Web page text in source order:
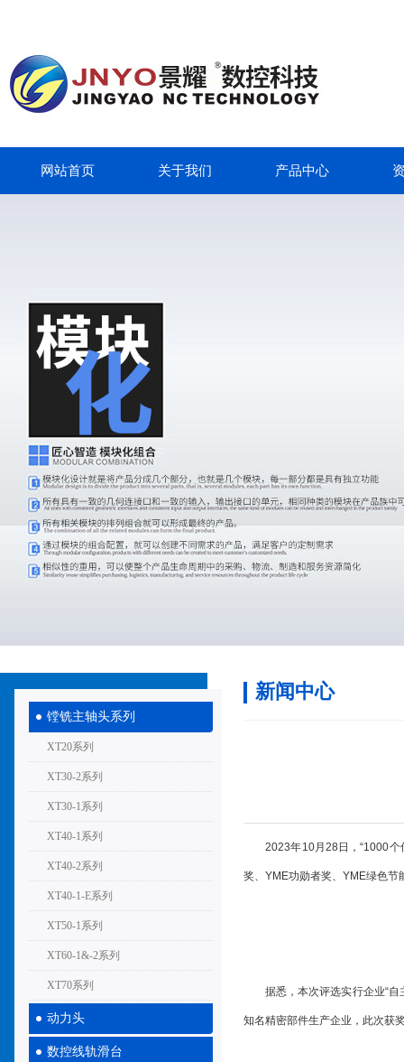
网站首页 关于我们 产品中心
镗铣主轴头系列
XT20系列
XT30-2系列
XT30-1系列
XT40-1系列
XT40-2系列
XT40-1-E系列
XT50-1系列
XT60-1&-2系列
XT70系列
动力头
数控线轨滑台
新闻中心
2023年10月28日，“1000个信
奖、YME功勋者奖、YME绿色节
据悉，本次评选实行企业“自主
知名精密部件生产企业，此次获